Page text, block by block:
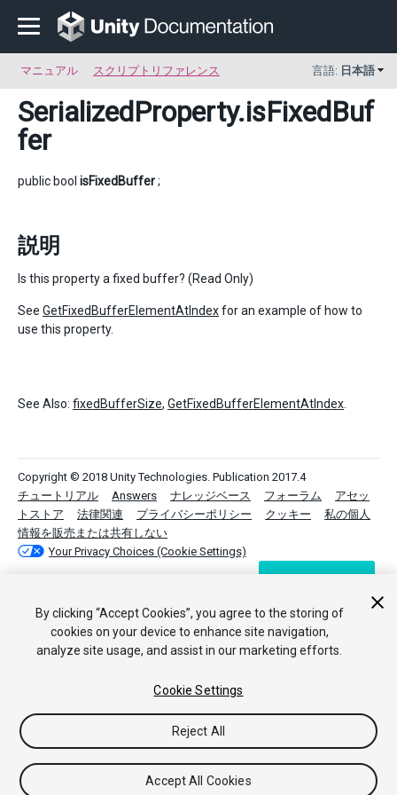
マニュアル スクリプトリファレンス 言語: 日本語
SerializedProperty.isFixedBuf
fer
public bool isFixedBuffer;
説明
Is this property a fixed buffer? (Read Only)
See GetFixedBufferElementAtIndexfor an example of how to
use this property.
See Also: fixedBufferSize, GetFixedBufferElementAtIndex
Copyright © 2018 Unity Technologies. Publication 2017.4
チュートリアル
Answers ナレッジベース フォーラム
アセッ
トストア
法律関連 プライバシーポリシー クッキー
私の個人
情報を販売または共有しない
Your Privacy Choices (Cookie Settings)
フィードバック
By clicking “Accept Cookies”, you agree to the storing of
cookies on your device to enhance site navigation,
analyze site usage, and assist in our marketing efforts.
Cookie Settings
Reject All
Accept All Cookies